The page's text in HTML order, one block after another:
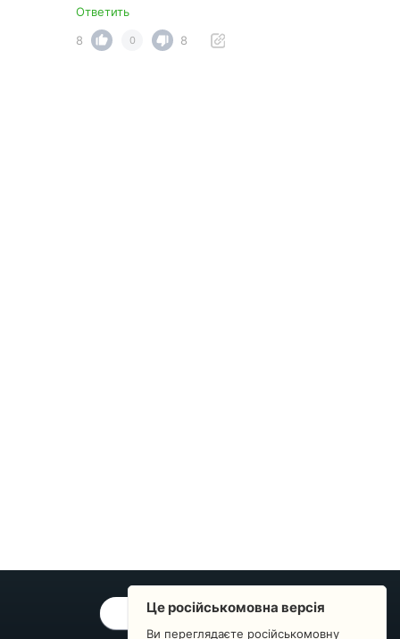
Ответить
8
0 8
ОБРАТНАЯ СВЯЗЬ
Це російськомовна версія
Ви переглядаєте російськомовну